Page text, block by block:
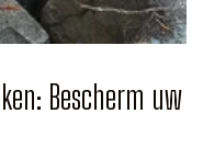
Bescherm uw